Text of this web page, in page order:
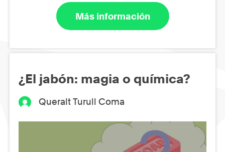
Más información
¿El jabón: magia o química?
Queralt Turull Coma